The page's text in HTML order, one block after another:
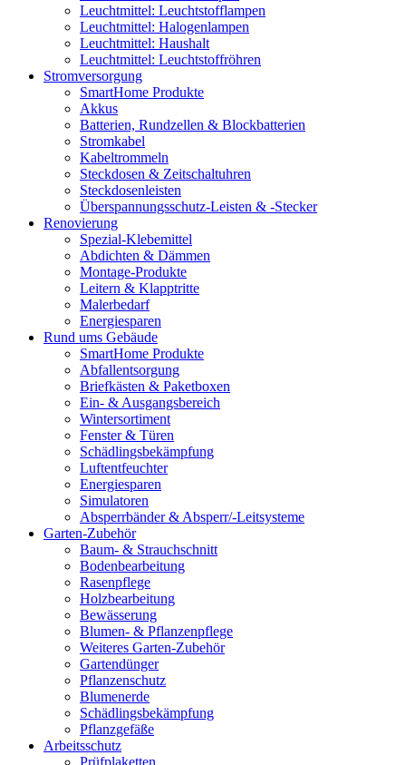
Leuchtmittel: Leuchtstofflampen
Leuchtmittel: Halogenlampen
Leuchtmittel: Haushalt
Leuchtmittel: Leuchtstoffröhren
Stromversorgung
SmartHome Produkte
Akkus
Batterien, Rundzellen & Blockbatterien
Stromkabel
Kabeltrommeln
Steckdosen & Zeitschaltuhren
Steckdosenleisten
Überspannungsschutz-Leisten & -Stecker
Renovierung
Spezial-Klebemittel
Abdichten & Dämmen
Montage-Produkte
Leitern & Klapptritte
Malerbedarf
Energiesparen
Rund ums Gebäude
SmartHome Produkte
Abfallentsorgung
Briefkästen & Paketboxen
Ein- & Ausgangsbereich
Wintersortiment
Fenster & Türen
Schädlingsbekämpfung
Luftentfeuchter
Energiesparen
Simulatoren
Absperrbänder & Absperr/-Leitsysteme
Garten-Zubehör
Baum- & Strauchschnitt
Bodenbearbeitung
Rasenpflege
Holzbearbeitung
Bewässerung
Blumen- & Pflanzenpflege
Weiteres Garten-Zubehör
Gartendünger
Pflanzenschutz
Blumenerde
Schädlingsbekämpfung
Pflanzgefäße
Arbeitsschutz
Prüfplaketten